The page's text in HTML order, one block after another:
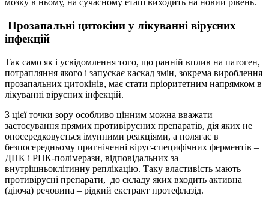
мозку в ньому, на сучасному етапі виходить на новий рівень.
Прозапальні цитокіни у лікуванні вірусних
інфекцій
Так само як і усвідомлення того, що ранній вплив на патоген,
потрапляння якого і запускає каскад змін, зокрема вироблення
прозапальних цитокінів, має стати пріоритетним напрямком в
лікуванні вірусних інфекцій.
З цієї точки зору особливо цінним можна вважати
застосування прямих противірусних препаратів, дія яких не
опосередковується імунними реакціями, а полягає в
безпосередньому пригніченні вірус-специфічних ферментів –
ДНК і РНК-полімерази, відповідальних за
внутрішньоклітинну реплікацію. Таку властивість мають
противірусні препарати, до складу яких входить активна
(діюча) речовина – рідкий екстракт протефлазід.